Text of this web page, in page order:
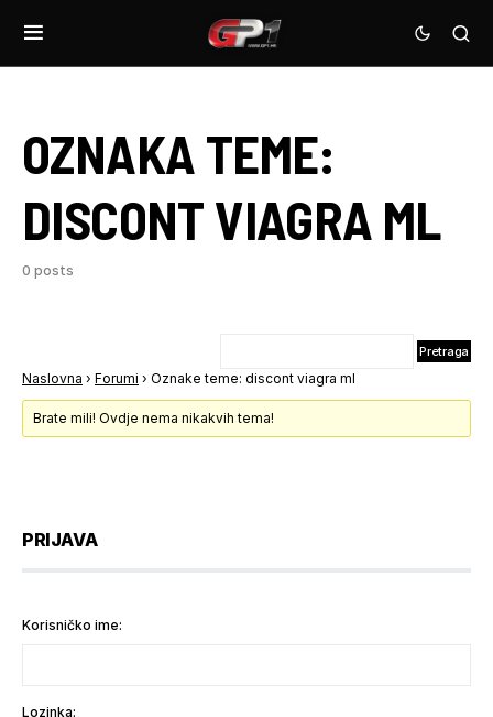
OZNAKA TEME:
DISCONT VIAGRA ML
0 posts
Naslovna › Forumi › Oznake teme: discont viagra ml
Brate mili! Ovdje nema nikakvih tema!
PRIJAVA
Korisničko ime:
Lozinka: